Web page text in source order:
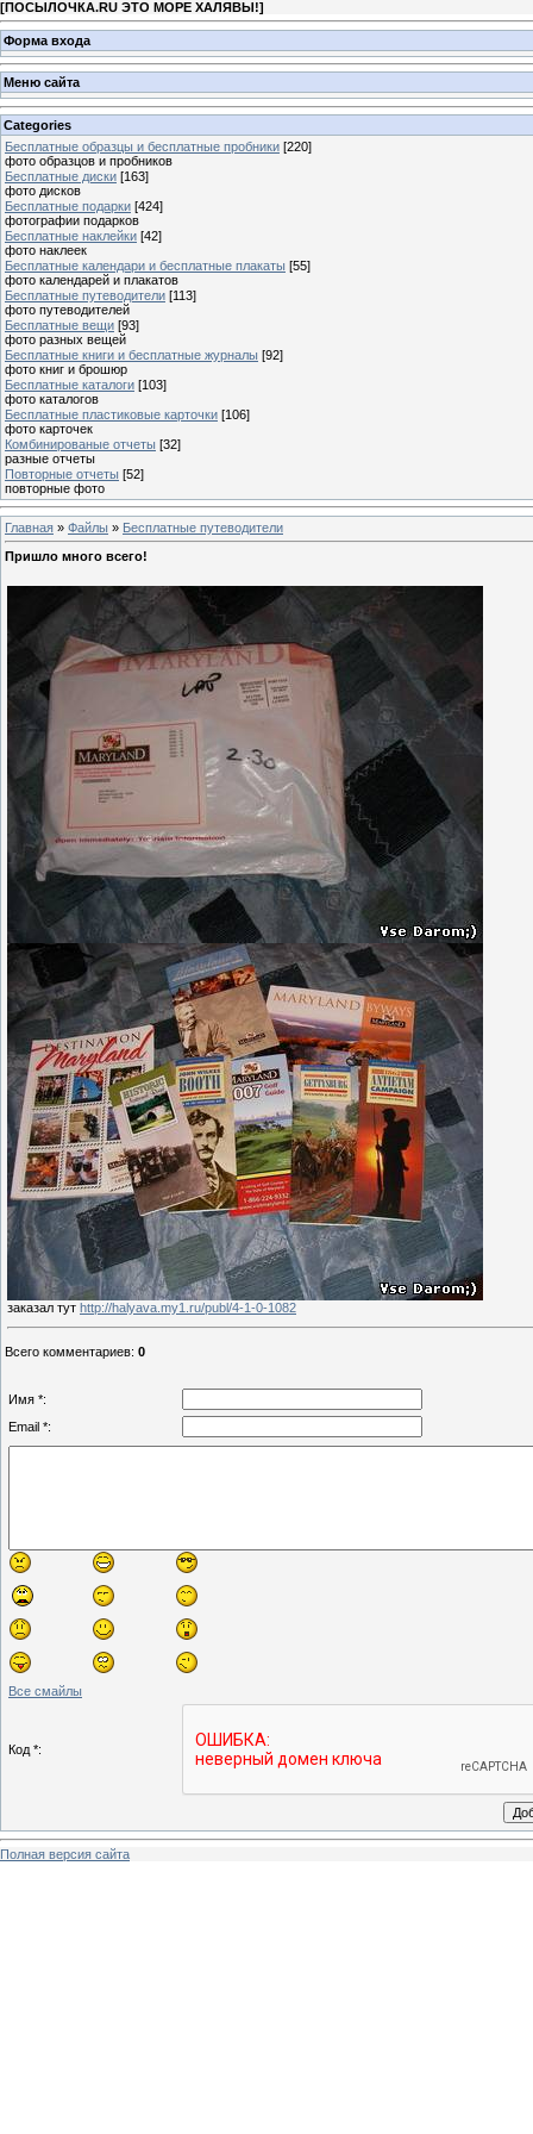
[ПОСЫЛОЧКА.RU ЭТО МОРЕ ХАЛЯВЫ!]
Форма входа
Меню сайта
Categories
Бесплатные образцы и бесплатные пробники [220]
фото образцов и пробников
Бесплатные диски [163]
фото дисков
Бесплатные подарки [424]
фотографии подарков
Бесплатные наклейки [42]
фото наклеек
Бесплатные календари и бесплатные плакаты [55]
фото календарей и плакатов
Бесплатные путеводители [113]
фото путеводителей
Бесплатные вещи [93]
фото разных вещей
Бесплатные книги и бесплатные журналы [92]
фото книг и брошюр
Бесплатные каталоги [103]
фото каталогов
Бесплатные пластиковые карточки [106]
фото карточек
Комбинированые отчеты [32]
разные отчеты
Повторные отчеты [52]
повторные фото
Главная » Файлы » Бесплатные путеводители
Пришло много всего!
заказал тут http://halyava.my1.ru/publ/4-1-0-1082
Всего комментариев: 0
Имя *:
Email *:
Все смайлы
Код *:
Полная версия сайта